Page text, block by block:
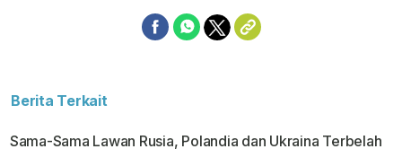
Berita Terkait
Sama-Sama Lawan Rusia, Polandia dan Ukraina Terbelah